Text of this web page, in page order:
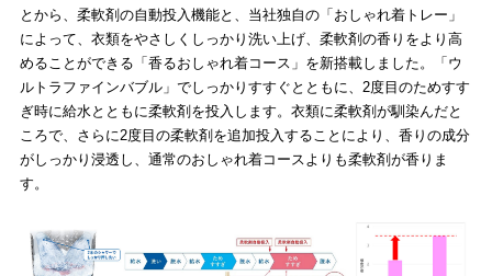
とから、柔軟剤の自動投入機能と、当社独自の「おしゃれ着トレー」
によって、衣類をやさしくしっかり洗い上げ、柔軟剤の香りをより高
めることができる「香るおしゃれ着コース」を新搭載しました。「ウ
ルトラファインバブル」でしっかりすすぐとともに、2度目のためすす
ぎ時に給水とともに柔軟剤を投入します。衣類に柔軟剤が馴染んだと
ころで、さらに2度目の柔軟剤を追加投入することにより、香りの成分
がしっかり浸透し、通常のおしゃれ着コースよりも柔軟剤が香りま
す。